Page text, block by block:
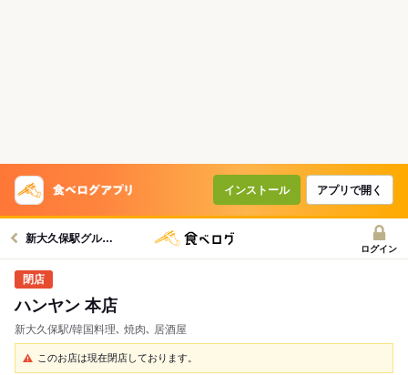
インストール アプリで開く
新大久保駅グルメへ
ログイン
ハンヤン 本店
新大久保駅/韓国料理､ 焼肉､ 居酒屋
このお店は現在閉店しております。